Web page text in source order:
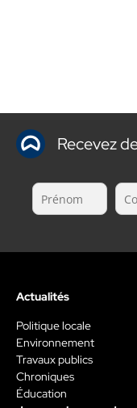
Recevez
Actualités
Politique locale
Environnement
Travaux publics
Chroniques
Éducation